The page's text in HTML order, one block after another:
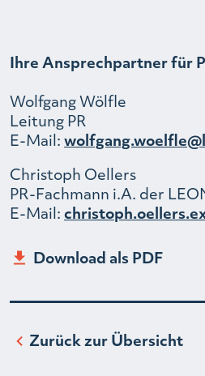
Ihre Ansprechpartner für
Wolfgang Wölfle
Leitung PR
E-Mail:
Christoph Oellers
PR-Fachmann i.A. der
E-Mail:
Download als PDF
Zurück zur Übersicht